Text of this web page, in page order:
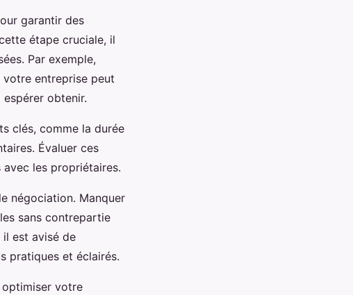
garantir des
étape cruciale, il
Par exemple,
entreprise peut
obtenir.
clés, comme la durée
Évaluer ces
les propriétaires.
négociation. Manquer
sans contrepartie
il est avisé de
pratiques et éclairés.
optimiser votre